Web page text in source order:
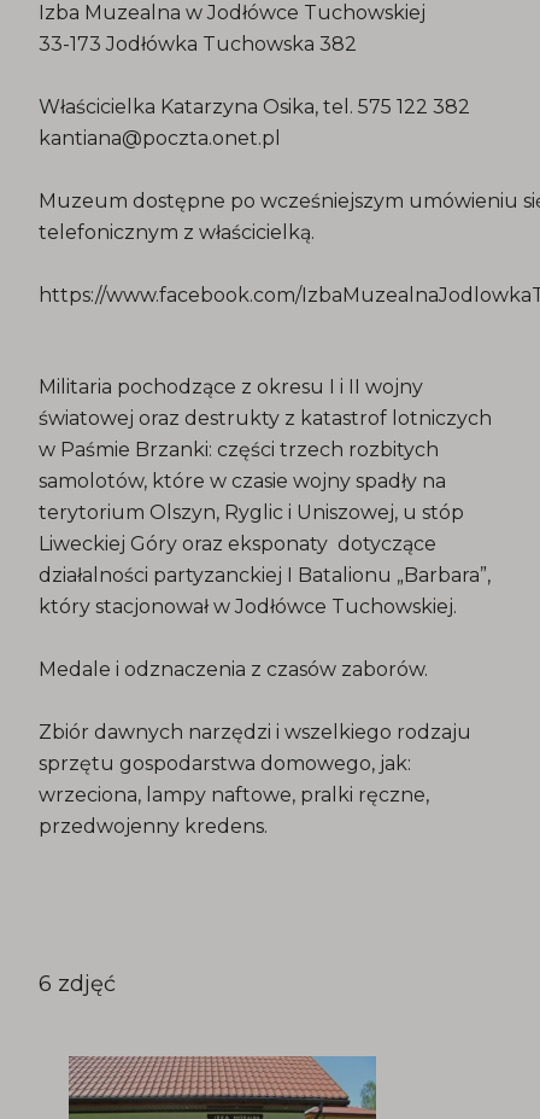
Izba Muzealna w Jodłówce Tuchowskiej
33-173 Jodłówka Tuchowska 382
Właścicielka Katarzyna Osika, tel. 575 122 382
kantiana@poczta.onet.pl
Muzeum dostępne po wcześniejszym umówieniu
telefonicznym z właścicielką.
https://www.facebook.com/
Militaria pochodzące z okresu I i II wojny
światowej oraz destrukty z katastrof lotniczych
w Paśmie Brzanki: części trzech rozbitych
samolotów, które w czasie wojny spadły na
terytorium Olszyn, Ryglic i Uniszowej, u stóp
Liweckiej Góry oraz eksponaty dotyczące
działalności partyzanckiej I Batalionu „Barbara”,
który stacjonował w Jodłówce Tuchowskiej.
Medale i odznaczenia z czasów zaborów.
Zbiór dawnych narzędzi i wszelkiego rodzaju
sprzętu gospodarstwa domowego, jak:
wrzeciona, lampy naftowe, pralki ręczne,
przedwojenny kredens.
6 zdjęć